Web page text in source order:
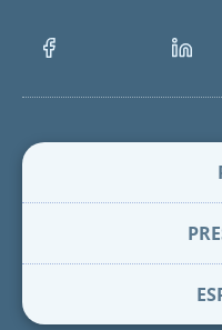
Facebook LinkedIn